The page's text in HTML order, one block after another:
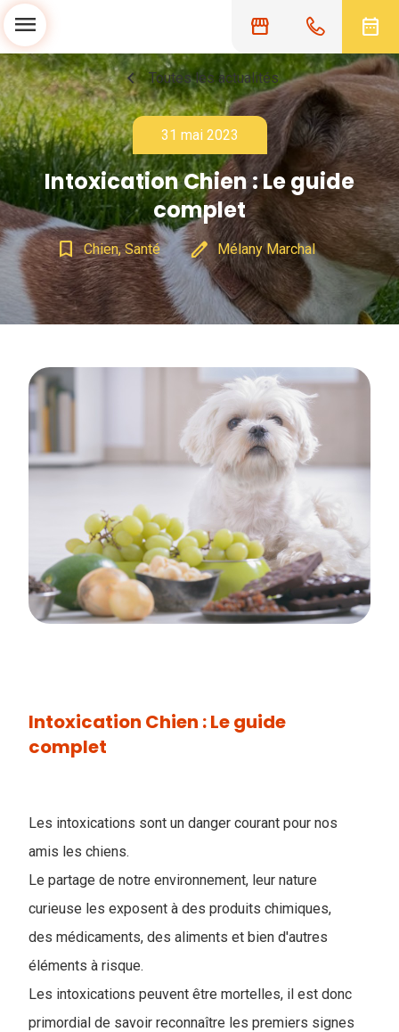
storefront date_range
menu
chevron_left Toutes les actualités
31 mai 2023
Intoxication Chien : Le guide
complet
bookmark_border Chien, Santé edit Mélany Marchal
Intoxication Chien : Le guide
complet
Les intoxications sont un danger courant pour nos
amis les chiens.
Le partage de notre environnement, leur nature
curieuse les exposent à des produits chimiques,
des médicaments, des aliments et bien d'autres
éléments à risque.
Les intoxications peuvent être mortelles, il est donc
primordial de savoir reconnaître les premiers signes